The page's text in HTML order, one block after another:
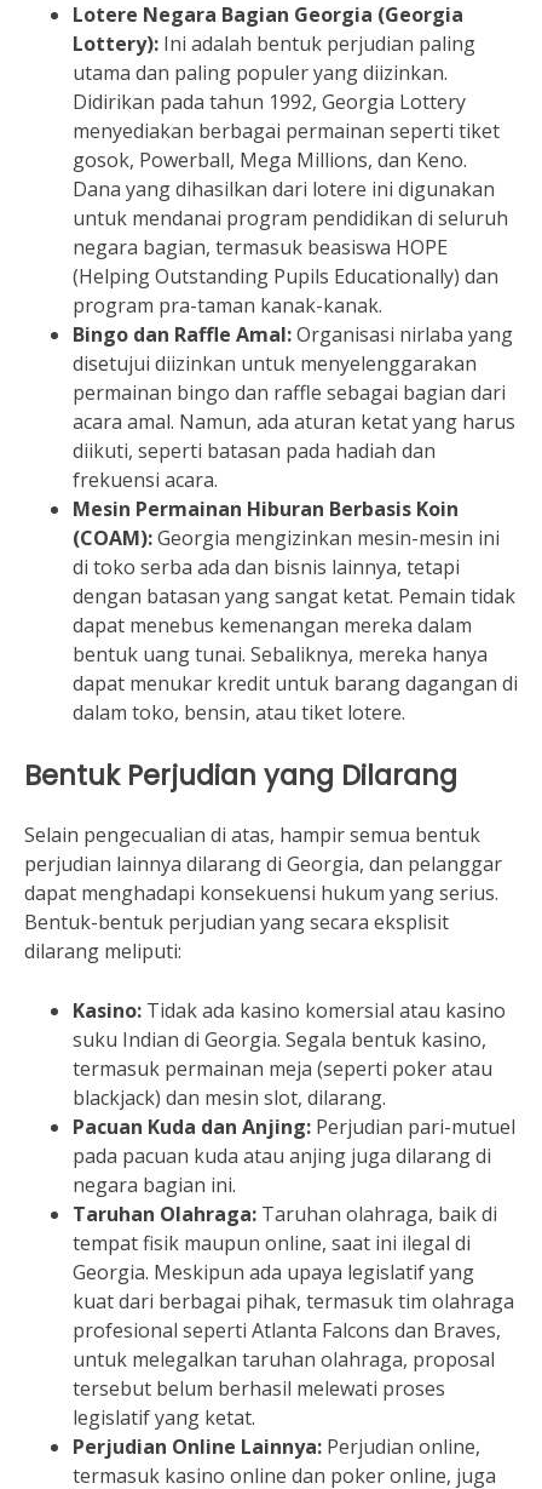
Lotere Negara Bagian Georgia (Georgia
Lottery): Ini adalah bentuk perjudian paling
utama dan paling populer yang diizinkan.
Didirikan pada tahun 1992, Georgia Lottery
menyediakan berbagai permainan seperti tiket
gosok, Powerball, Mega Millions, dan Keno.
Dana yang dihasilkan dari lotere ini digunakan
untuk mendanai program pendidikan di seluruh
negara bagian, termasuk beasiswa HOPE
(Helping Outstanding Pupils Educationally) dan
program pra-taman kanak-kanak.
Bingo dan Raffle Amal:Organisasi nirlaba yang
disetujui diizinkan untuk menyelenggarakan
permainan bingo dan raffle sebagai bagian dari
acara amal. Namun, ada aturan ketat yang harus
diikuti, seperti batasan pada hadiah dan
frekuensi acara.
Mesin Permainan Hiburan Berbasis Koin
(COAM):Georgia mengizinkan mesin-mesin ini
di toko serba ada dan bisnis lainnya, tetapi
dengan batasan yang sangat ketat. Pemain tidak
dapat menebus kemenangan mereka dalam
bentuk uang tunai. Sebaliknya, mereka hanya
dapat menukar kredit untuk barang dagangan di
dalam toko, bensin, atau tiket lotere.
Bentuk Perjudian yang Dilarang
Selain pengecualian di atas, hampir semua bentuk
perjudian lainnya dilarang di Georgia, dan pelanggar
dapat menghadapi konsekuensi hukum yang serius.
Bentuk-bentuk perjudian yang secara eksplisit
dilarang meliputi:
Kasino: Tidak ada kasino komersial atau kasino
suku Indian di Georgia. Segala bentuk kasino,
termasuk permainan meja (seperti poker atau
blackjack) dan mesin slot, dilarang.
Pacuan Kuda dan Anjing: Perjudian pari-mutuel
pada pacuan kuda atau anjing juga dilarang di
negara bagian ini.
Taruhan Olahraga: Taruhan olahraga, baik di
tempat fisik maupun online, saat ini ilegal di
Georgia. Meskipun ada upaya legislatif yang
kuat dari berbagai pihak, termasuk tim olahraga
profesional seperti Atlanta Falcons dan Braves,
untuk melegalkan taruhan olahraga, proposal
tersebut belum berhasil melewati proses
legislatif yang ketat.
Perjudian Online Lainnya: Perjudian online,
termasuk kasino online dan poker online, juga